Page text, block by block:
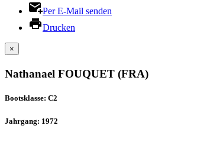
Per E-Mail senden
Drucken
×
Nathanael FOUQUET (FRA)
Bootsklasse: C2
Jahrgang: 1972